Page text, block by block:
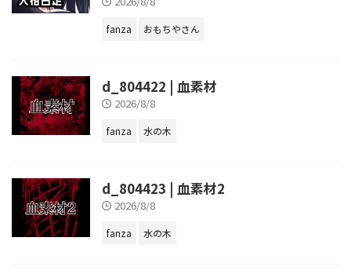
fanza おもちやさん
d_804422 | 血素材
2026/8/8
fanza 水の木
d_804423 | 血素材2
2026/8/8
fanza 水の木